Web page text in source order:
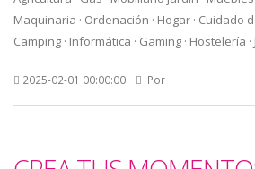
Maquinaria · Ordenación · Hogar · Cuidado
Camping · Informática · Gaming · Hostelería
2025-02-01 00:00:00 Por